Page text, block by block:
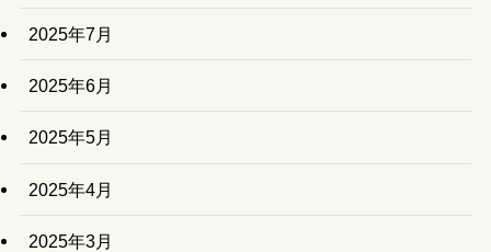
2025年7月
2025年6月
2025年5月
2025年4月
2025年3月